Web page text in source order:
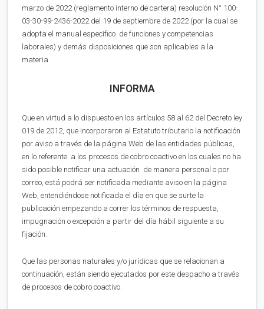
marzo de 2022 (reglamento interno de cartera) resolución N° 100-
03-30-99-2436-2022 del 19 de septiembre de 2022 (por la cual se
adopta el manual especifico de funciones y competencias
laborales) y demás disposiciones que son aplicables a la
materia.
INFORMA
Que en virtud a lo dispuesto en los artículos 58 al 62 del Decreto ley
019 de 2012, que incorporaron al Estatuto tributario la notificación
por aviso a través de la página Web de las entidades públicas,
en lo referente a los procesos de cobro coactivo en los cuales no ha
sido posible notificar una actuación de manera personal o por
correo, está podrá ser notificada mediante aviso en la página
Web, entendiéndose notificada el día en que se surte la
publicación empezando a correr los términos de respuesta,
impugnación o excepción a partir del día hábil siguiente a su
fijación.
Que las personas naturales y/o jurídicas que se relacionan a
continuación, están siendo ejecutados por este despacho a través
de procesos de cobro coactivo.